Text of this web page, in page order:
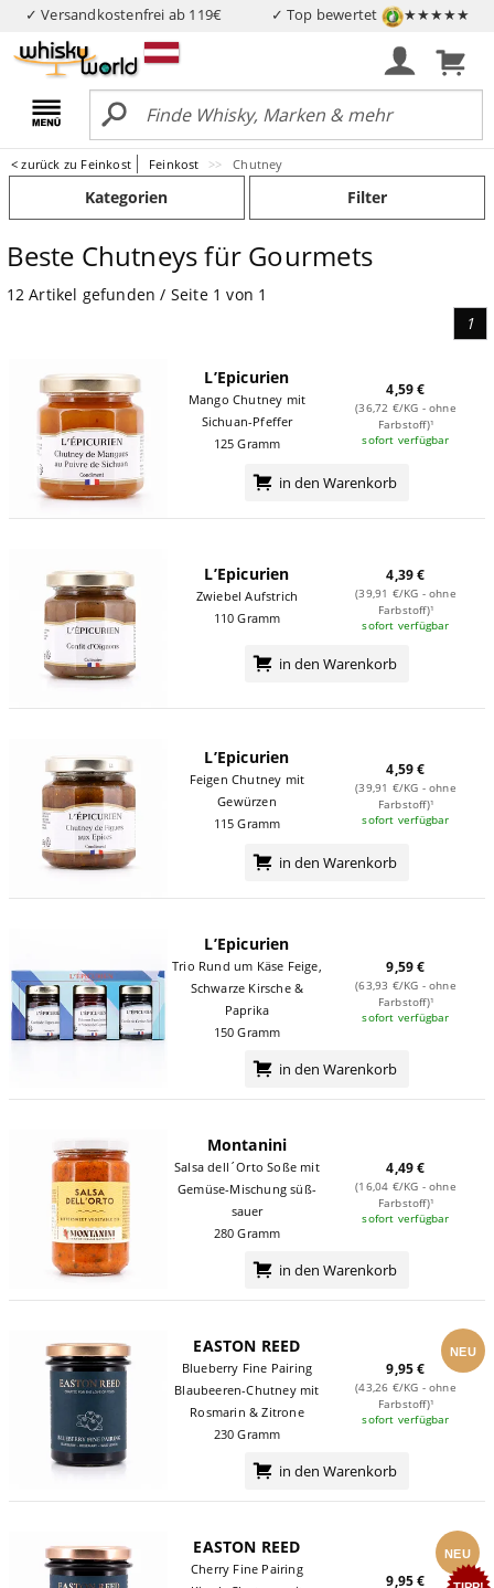
✓ Versandkostenfrei ab 119€ ✓ Top bewertet ★★★★★
< zurück zu Feinkost Feinkost Chutney
Kategorien Filter
Beste Chutneys für Gourmets
12 Artikel gefunden / Seite 1 von 1
1
L’Epicurien
Mango Chutney mit
Sichuan-Pfeffer
125 Gramm
4,59 €
(36,72 €/KG - ohne
Farbstoff)¹
sofort verfügbar
in den Warenkorb
L’Epicurien
Zwiebel Aufstrich
110 Gramm
4,39 €
(39,91 €/KG - ohne
Farbstoff)¹
sofort verfügbar
in den Warenkorb
L’Epicurien
Feigen Chutney mit
Gewürzen
115 Gramm
4,59 €
(39,91 €/KG - ohne
Farbstoff)¹
sofort verfügbar
in den Warenkorb
L’Epicurien
Trio Rund um Käse Feige,
Schwarze Kirsche &
Paprika
150 Gramm
9,59 €
(63,93 €/KG - ohne
Farbstoff)¹
sofort verfügbar
in den Warenkorb
Montanini
Salsa dell´Orto Soße mit
Gemüse-Mischung süß-
sauer
280 Gramm
4,49 €
(16,04 €/KG - ohne
Farbstoff)¹
sofort verfügbar
in den Warenkorb
NEU
EASTON REED
Blueberry Fine Pairing
Blaubeeren-Chutney mit
Rosmarin & Zitrone
230 Gramm
9,95 €
(43,26 €/KG - ohne
Farbstoff)¹
sofort verfügbar
in den Warenkorb
NEU
EASTON REED
Cherry Fine Pairing
9,95 €